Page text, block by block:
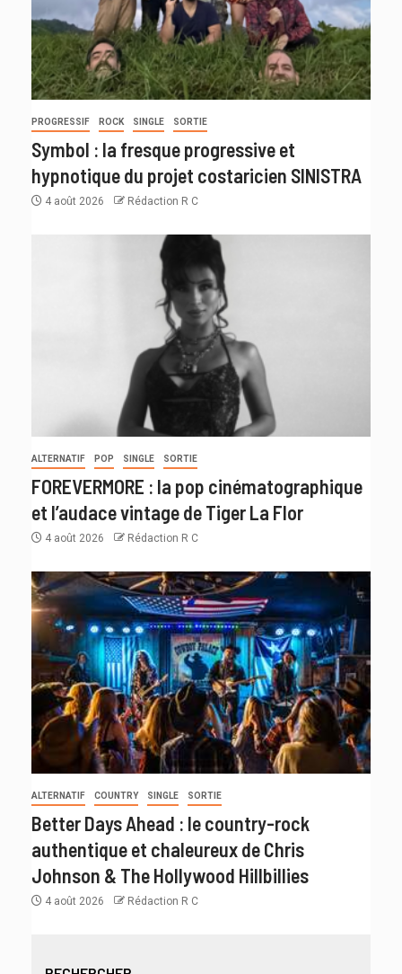
PROGRESSIF ROCK SINGLE SORTIE
Symbol : la fresque progressive et
hypnotique du projet costaricien SINISTRA
4 août 2026 Rédaction R C
ALTERNATIF POP SINGLE SORTIE
FOREVERMORE : la pop cinématographique
et l’audace vintage de Tiger La Flor
4 août 2026 Rédaction R C
ALTERNATIF COUNTRY SINGLE SORTIE
Better Days Ahead : le country-rock
authentique et chaleureux de Chris
Johnson & The Hollywood Hillbillies
4 août 2026 Rédaction R C